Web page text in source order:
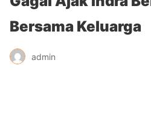
Bersama Keluarga
admin